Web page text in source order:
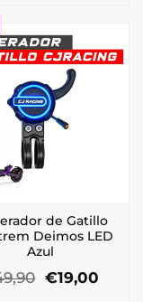
de Gatillo
Deimos LED
Azul
El
precio
€19,00El